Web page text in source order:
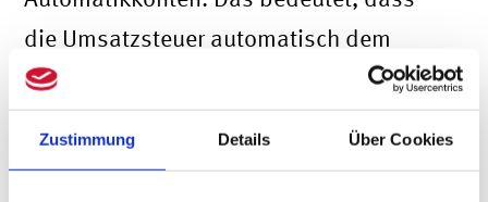
Zustimmung Details Über Cookies
die Umsatzsteuer automatisch dem
Sammelkonto für Umsatzsteuer
gutgeschrieben und in der Umsatzsteuer-